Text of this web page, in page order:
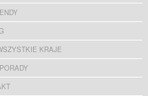
KRAJE